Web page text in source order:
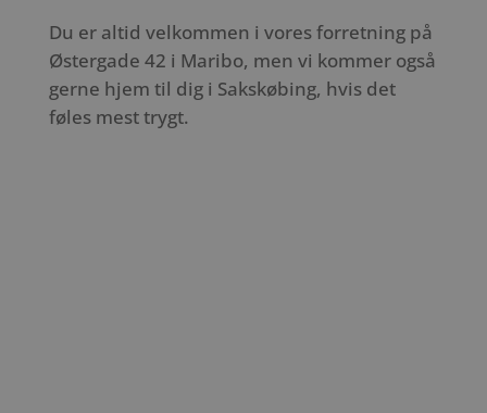
Du er altid velkommen i vores forretning på
Østergade 42 i Maribo, men vi kommer også
gerne hjem til dig i Sakskøbing, hvis det
føles mest trygt.